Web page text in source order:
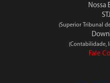
Nossa
(Superior Tribunal
(Contabilidade,
Fale